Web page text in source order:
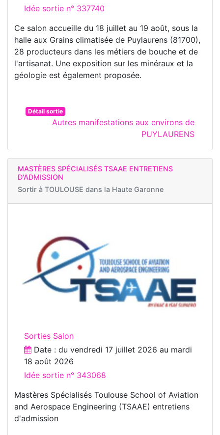
Idée sortie n° 337740
Ce salon accueille du 18 juillet au 19 août, sous la
halle aux Grains climatisée de Puylaurens (81700),
28 producteurs dans les métiers de bouche et de
l'artisanat. Une exposition sur les minéraux et la
géologie est également proposée.
Détail sortie
Autres manifestations aux environs de
PUYLAURENS
MASTÈRES SPÉCIALISÉS TSAAE ENTRETIENS
D'ADMISSION
Sortir à TOULOUSE dans la Haute Garonne
Sorties Salon
Date : du vendredi 17 juillet 2026 au mardi
18 août 2026
Idée sortie n° 343068
Mastères Spécialisés Toulouse School of Aviation
and Aerospace Engineering (TSAAE) entretiens
d'admission